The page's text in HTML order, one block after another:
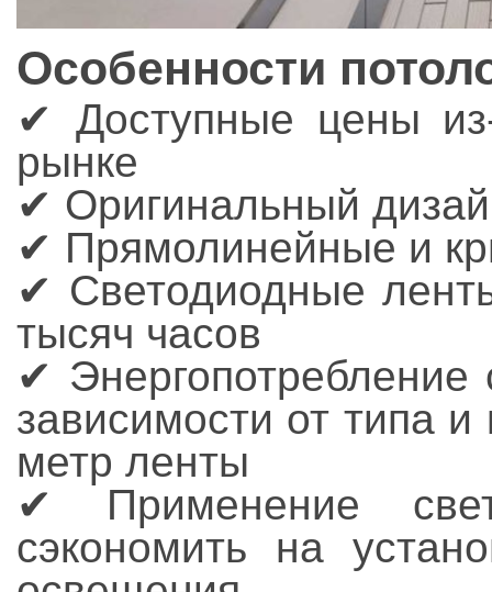
Особенности
✔ Доступные цены
рынке
✔ Оригинальный
✔ Прямолинейные и
✔ Светодиодные
тысяч часов
✔ Энергопотребление
зависимости от типа
метр ленты
✔ Применение
сэкономить на